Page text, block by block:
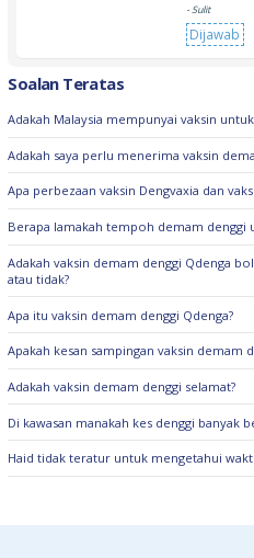
- Sulit
Dijawab
Soalan Teratas
Adakah Malaysia mempunyai vaksin
Adakah saya perlu menerima vaksin
Apa perbezaan vaksin Dengvaxia dan
Berapa lamakah tempoh demam denggi
Adakah vaksin demam denggi Qdenga
atau tidak?
Apa itu vaksin demam denggi Qdenga?
Apakah kesan sampingan vaksin demam
Adakah vaksin demam denggi selamat?
Di kawasan manakah kes denggi banyak
Haid tidak teratur untuk mengetahui